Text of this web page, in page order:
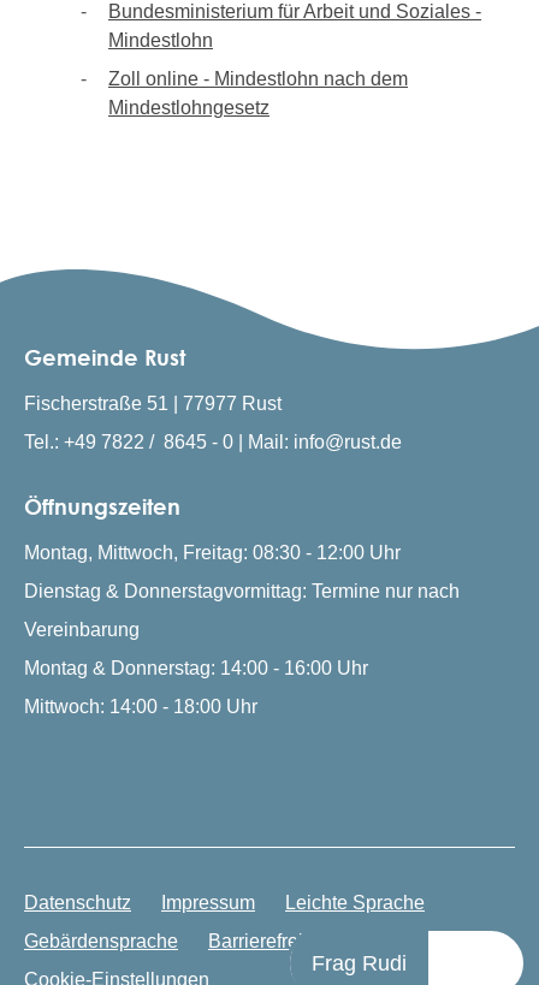
Bundesministerium für Arbeit und Soziales -
Mindestlohn
Zoll online - Mindestlohn nach dem
Mindestlohngesetz
Gemeinde Rust
Fischerstraße 51 | 77977 Rust
Tel.: +49 7822 / 8645 - 0 | Mail: info@rust.de
Öffnungszeiten
Montag, Mittwoch, Freitag: 08:30 - 12:00 Uhr
Dienstag & Donnerstagvormittag: Termine nur nach
Vereinbarung
Montag & Donnerstag: 14:00 - 16:00 Uhr
Mittwoch: 14:00 - 18:00 Uhr
Frag Rudi
Datenschutz Impressum
Leichte Sprache
Gebärdensprache
Barrierefreiheit
Cookie-Einstellungen